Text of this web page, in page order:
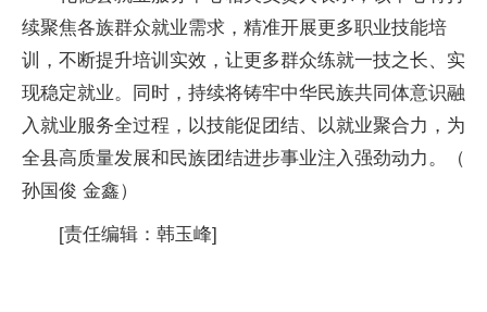
续聚焦各族群众就业需求，精准开展更多职业技能培
训，不断提升培训实效，让更多群众练就一技之长、实
现稳定就业。同时，持续将铸牢中华民族共同体意识融
入就业服务全过程，以技能促团结、以就业聚合力，为
全县高质量发展和民族团结进步事业注入强劲动力。（
孙国俊 金鑫）
[责任编辑：韩玉峰]